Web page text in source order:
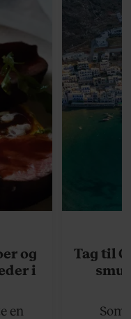
og
i
en
Tag til